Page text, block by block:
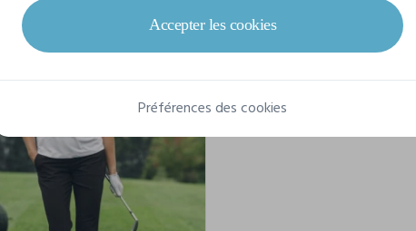
Accepter les cookies
Préférences des cookies